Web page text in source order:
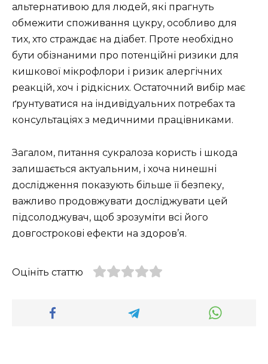
альтернативою для людей, які прагнуть
обмежити споживання цукру, особливо для
тих, хто страждає на діабет. Проте необхідно
бути обізнаними про потенційні ризики для
кишкової мікрофлори і ризик алергічних
реакцій, хоч і рідкісних. Остаточний вибір має
ґрунтуватися на індивідуальних потребах та
консультаціях з медичними працівниками.
Загалом, питання сукралоза користь і шкода
залишається актуальним, і хоча нинешні
дослідження показують більше її безпеку,
важливо продовжувати досліджувати цей
підсолоджувач, щоб зрозуміти всі його
довгострокові ефекти на здоров’я.
Оцініть статтю